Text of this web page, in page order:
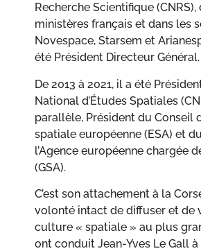
Recherche Scientifique
ministères français et dans les
Novespace, Starsem et
été Président Directeur Général.
De 2013 à 2021, il a été
National d’Études Spatiales
parallèle, Président du Conseil
spatiale européenne (ESA) et
l’Agence européenne chargée
(GSA).
C’est son attachement à la
volonté intact de diffuser et de
culture « spatiale » au plus
ont conduit Jean-Yves Le Gall